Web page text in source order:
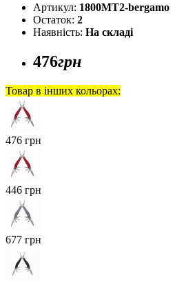
Артикул: 1800MT2-bergamo
Остаток: 2
Наявність: На складі
476грн
Товар в інших кольорах:
476 грн
446 грн
677 грн